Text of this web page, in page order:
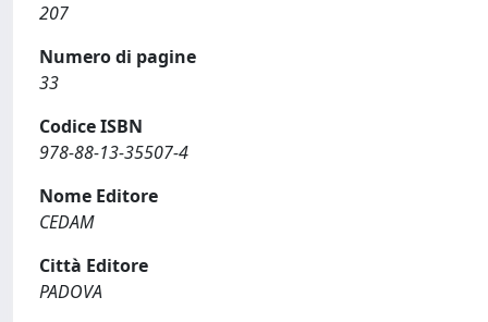
207
Numero di pagine
33
Codice ISBN
978-88-13-35507-4
Nome Editore
CEDAM
Città Editore
PADOVA